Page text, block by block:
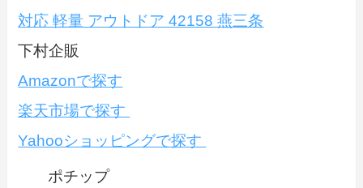
対応 軽量 アウトドア 42158 燕三条
下村企販
Amazonで探す
楽天市場で探す
Yahooショッピングで探す
ポチップ